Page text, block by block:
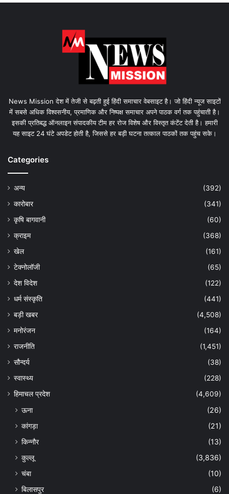
News Mission देश में तेजी से बढ़ती हुई हिंदी समाचार वेबसाइट है। जो हिंदी न्यूज साइटों
में सबसे अधिक विश्वसनीय, प्रमाणिक और निष्पक्ष समाचार अपने पाठक वर्ग तक पहुंचाती है।
इसकी प्रतिबद्ध ऑनलाइन संपादकीय टीम हर रोज विशेष और विस्तृत कंटेंट देती है। हमारी
यह साइट 24 घंटे अपडेट होती है, जिससे हर बड़ी घटना तत्काल पाठकों तक पहुंच सके।
Categories
अन्य
(392)
कारोबार
(341)
कृषि बागवानी
(60)
क्राइम
(368)
खेल
(161)
टेक्नोलॉजी
(65)
देश विदेश
(122)
धर्म संस्कृति
(441)
बड़ी खबर
(4,508)
मनोरंजन
(164)
राजनीति
(1,451)
सौन्दर्य
(38)
स्वास्थ्य
(228)
हिमाचल प्रदेश
(4,609)
ऊना
(26)
कांगड़ा
(21)
किन्नौर
(13)
कुल्लू
(3,836)
चंबा
(10)
बिलासपुर
(6)